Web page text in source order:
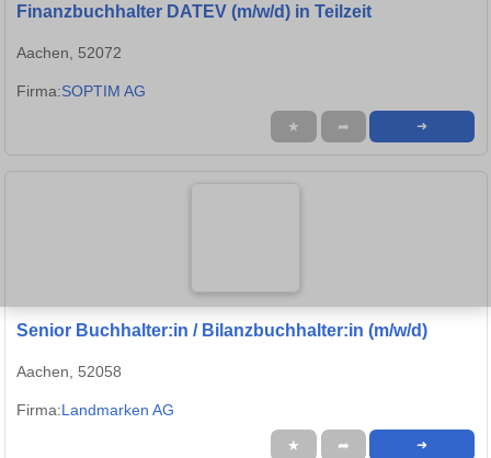
Finanzbuchhalter DATEV (m/w/d) in Teilzeit
Aachen, 52072
Firma:SOPTIM AG
★ ➦ ➜
Senior Buchhalter:in / Bilanzbuchhalter:in (m/w/d)
Aachen, 52058
Firma:Landmarken AG
★ ➦ ➜